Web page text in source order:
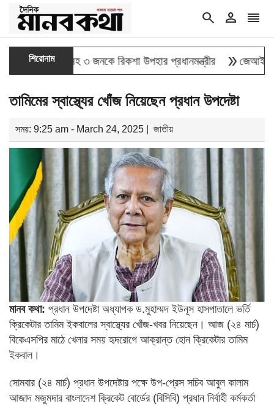
search person reorder
শিরোনাম
যোদ্ধাসহ ৩ জনকে রিকশা উপহার প্রধানমন্ত্রীর double_arrowজেআইসিতে এক-
তামিমের স্বাস্থ্যের খোঁজ নিয়েছেন প্রধান উপদেষ্টা
সময়: 9:25 am - March 24, 2025 | জাতীয়
মানব কথা: প্রধান উপদেষ্টা অধ্যাপক ড.মুহাম্মদ ইউনূস হাসপাতালে ভর্তি
ক্রিকেটার তামিম ইকবালের স্বাস্থ্যের খোঁজ-খবর নিয়েছেন। আজ (২৪ মার্চ)
বিকেএসপির মাঠে খেলার সময় হৃদরোগে আক্রান্ত হোন ক্রিকেটার তামিম
ইকবাল।
সোমবার (২৪ মার্চ) প্রধান উপদেষ্টার পক্ষে উপ-প্রেস সচিব আবুল কালাম
আজাদ মজুমদার বাংলাদেশ ক্রিকেট বোর্ডের (বিসিবি) প্রধান নির্বাহী কর্মকর্তা